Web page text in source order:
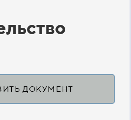
ДОКУМЕНТ